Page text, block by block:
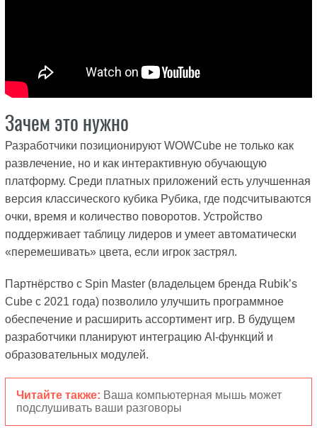
Зачем это нужно
Разработчики позиционируют WOWCube не только как
развлечение, но и как интерактивную обучающую
платформу. Среди платных приложений есть улучшенная
версия классического кубика Рубика, где подсчитываются
очки, время и количество поворотов. Устройство
поддерживает таблицу лидеров и умеет автоматически
«перемешивать» цвета, если игрок застрял.
Партнёрство с Spin Master (владельцем бренда Rubik’s
Cube с 2021 года) позволило улучшить программное
обеспечение и расширить ассортимент игр. В будущем
разработчики планируют интеграцию AI-функций и
образовательных модулей.
Читайте также: Ваша компьютерная мышь может
подслушивать ваши разговоры